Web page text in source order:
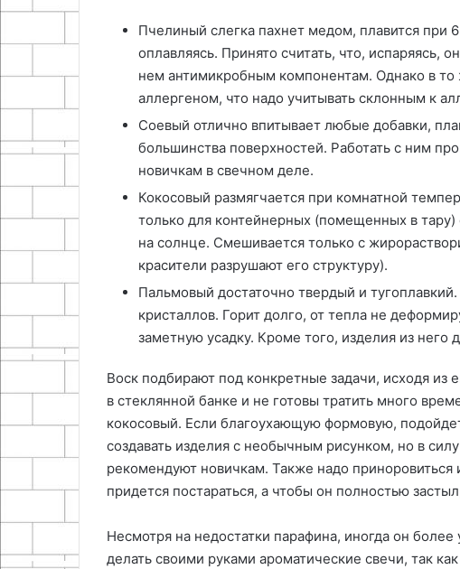
Пчелиный слегка пахнет медом, плавится при
оплавляясь. Принято считать, что, испаряясь,
нем антимикробным компонентам. Однако в
аллергеном, что надо учитывать склонным к
Соевый отлично впитывает любые добавки,
большинства поверхностей. Работать с ним
новичкам в свечном деле.
Кокосовый размягчается при комнатной
только для контейнерных (помещенных в тару)
на солнце. Смешивается только с
красители разрушают его структуру).
Пальмовый достаточно твердый и
кристаллов. Горит долго, от тепла не
заметную усадку. Кроме того, изделия из него
Воск подбирают под конкретные задачи, исходя из
в стеклянной банке и не готовы тратить много
кокосовый. Если благоухающую формовую,
создавать изделия с необычным рисунком, но в
рекомендуют новичкам. Также надо приноровиться
придется постараться, а чтобы он полностью
Несмотря на недостатки парафина, иногда он
делать своими руками ароматические свечи, так